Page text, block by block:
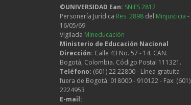
©UNIVERSIDAD Ean: SNIES 2812
Personería Jurídica Res. 2898 del Minjusticia -
16/05/69
Vigilada Mineducación
Ministerio de Educación Nacional
Dirección: Calle 43 No. 57 - 14. CAN.
Bogotá, Colombia. Código Postal 111321.
Teléfono: (601) 22 22800 - Línea gratuita
fuera de Bogotá: 018000 - 910122 - Fax: (601)
2224953
E-mail: